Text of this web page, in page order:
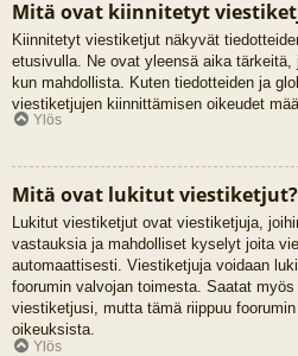
Mitä ovat kiinnitetyt
Kiinnitetyt viestiketjut näkyvät
etusivulla. Ne ovat yleensä aika
kun mahdollista. Kuten tiedotteiden ja
viestiketjujen kiinnittämisen oikeudet
Ylös
Mitä ovat lukitut viestiketjut?
Lukitut viestiketjut ovat viestiketjuja,
vastauksia ja mahdolliset kyselyt joita
automaattisesti. Viestiketjuja voidaan
foorumin valvojan toimesta. Saatat
viestiketjusi, mutta tämä riippuu
oikeuksista.
Ylös